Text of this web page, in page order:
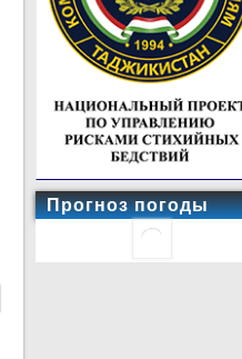
Прогноз погоды